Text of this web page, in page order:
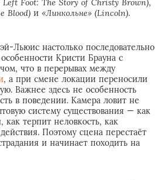
Blood) и «Линкольне» (Lincoln).
Льюис настолько последовательно
Кристи Брауна с
что в перерывах между
, а при смене локации переносили
Важнее здесь не особенность
в поведении. Камера ловит не
систему существования — как
терпит неловкость, как
Поэтому сцена перестаёт
и начинает походить на